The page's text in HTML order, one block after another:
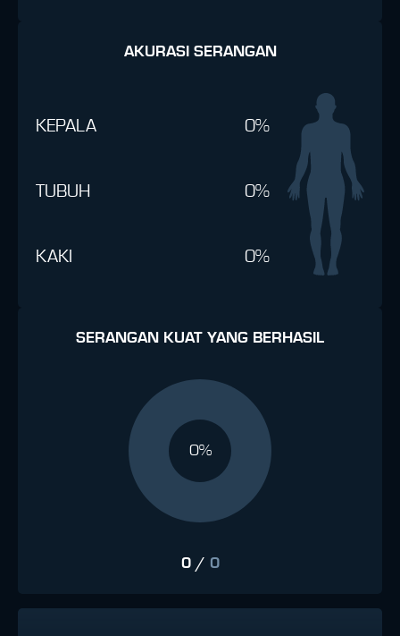
AKURASI SERANGAN
KEPALA 0%
TUBUH 0%
KAKI 0%
SERANGAN KUAT YANG BERHASIL
0%
0/ 0